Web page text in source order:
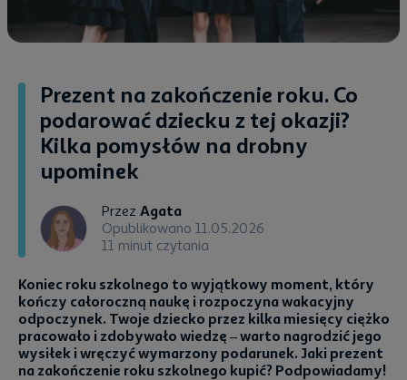
Prezent na zakończenie roku. Co
podarować dziecku z tej okazji?
Kilka pomysłów na drobny
upominek
Przez Agata
Opublikowano 11.05.2026
11 minut czytania
Koniec roku szkolnego to wyjątkowy moment, który
kończy całoroczną naukę i rozpoczyna wakacyjny
odpoczynek. Twoje dziecko przez kilka miesięcy ciężko
pracowało i zdobywało wiedzę – warto nagrodzić jego
wysiłek i wręczyć wymarzony podarunek. Jaki prezent
na zakończenie roku szkolnego kupić? Podpowiadamy!